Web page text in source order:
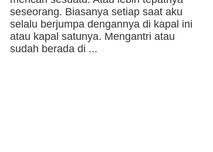
seseorang. Biasanya setiap saat aku
selalu berjumpa dengannya di kapal ini
atau kapal satunya. Mengantri atau
sudah berada di ...